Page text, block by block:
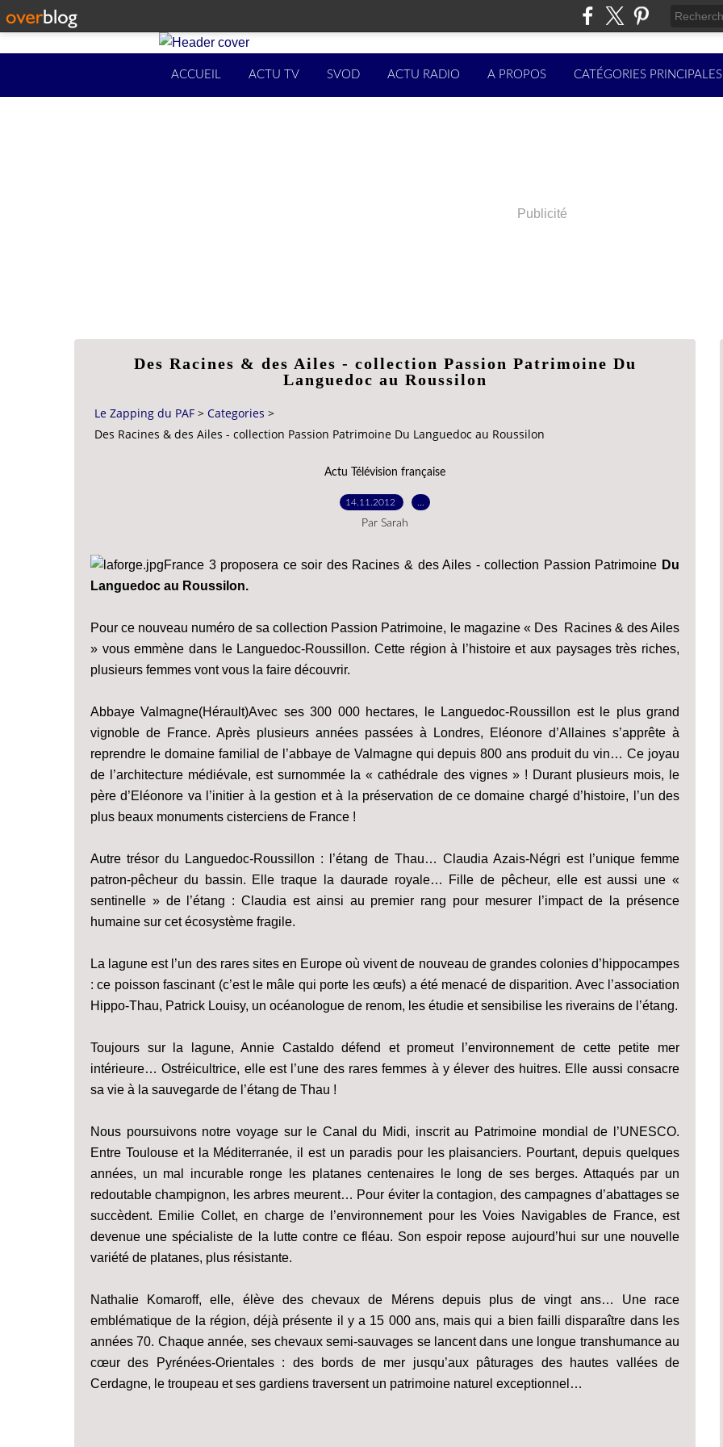
ACCUEIL ACTU TV SVOD ACTU RADIO A PROPOS CATÉGORIES PRINCIPALES
Publicité
Des Racines & des Ailes - collection Passion Patrimoine Du
Languedoc au Roussilon
Le Zapping du PAF > Categories >
Des Racines & des Ailes - collection Passion Patrimoine Du Languedoc au Roussilon
Actu Télévision française
14.11.2012
Par Sarah
France 3 proposera ce soir des Racines & des Ailes - collection Passion Patrimoine Du
Languedoc au Roussilon.
Pour ce nouveau numéro de sa collection Passion Patrimoine, le magazine « Des Racines & des Ailes
» vous emmène dans le Languedoc-Roussillon. Cette région à l’histoire et aux paysages très riches,
plusieurs femmes vont vous la faire découvrir.
Abbaye Valmagne(Hérault)Avec ses 300 000 hectares, le Languedoc-Roussillon est le plus grand
vignoble de France. Après plusieurs années passées à Londres, Eléonore d’Allaines s’apprête à
reprendre le domaine familial de l’abbaye de Valmagne qui depuis 800 ans produit du vin… Ce joyau
de l’architecture médiévale, est surnommée la « cathédrale des vignes » ! Durant plusieurs mois, le
père d’Eléonore va l’initier à la gestion et à la préservation de ce domaine chargé d’histoire, l’un des
plus beaux monuments cisterciens de France !
Autre trésor du Languedoc-Roussillon : l’étang de Thau… Claudia Azais-Négri est l’unique femme
patron-pêcheur du bassin. Elle traque la daurade royale… Fille de pêcheur, elle est aussi une «
sentinelle » de l’étang : Claudia est ainsi au premier rang pour mesurer l’impact de la présence
humaine sur cet écosystème fragile.
La lagune est l’un des rares sites en Europe où vivent de nouveau de grandes colonies d’hippocampes
: ce poisson fascinant (c’est le mâle qui porte les œufs) a été menacé de disparition. Avec l’association
Hippo-Thau, Patrick Louisy, un océanologue de renom, les étudie et sensibilise les riverains de l’étang.
Toujours sur la lagune, Annie Castaldo défend et promeut l’environnement de cette petite mer
intérieure… Ostréicultrice, elle est l’une des rares femmes à y élever des huitres. Elle aussi consacre
sa vie à la sauvegarde de l’étang de Thau !
Nous poursuivons notre voyage sur le Canal du Midi, inscrit au Patrimoine mondial de l’UNESCO.
Entre Toulouse et la Méditerranée, il est un paradis pour les plaisanciers. Pourtant, depuis quelques
années, un mal incurable ronge les platanes centenaires le long de ses berges. Attaqués par un
redoutable champignon, les arbres meurent… Pour éviter la contagion, des campagnes d’abattages se
succèdent. Emilie Collet, en charge de l’environnement pour les Voies Navigables de France, est
devenue une spécialiste de la lutte contre ce fléau. Son espoir repose aujourd’hui sur une nouvelle
variété de platanes, plus résistante.
Nathalie Komaroff, elle, élève des chevaux de Mérens depuis plus de vingt ans… Une race
emblématique de la région, déjà présente il y a 15 000 ans, mais qui a bien failli disparaître dans les
années 70. Chaque année, ses chevaux semi-sauvages se lancent dans une longue transhumance au
cœur des Pyrénées-Orientales : des bords de mer jusqu’aux pâturages des hautes vallées de
Cerdagne, le troupeau et ses gardiens traversent un patrimoine naturel exceptionnel…